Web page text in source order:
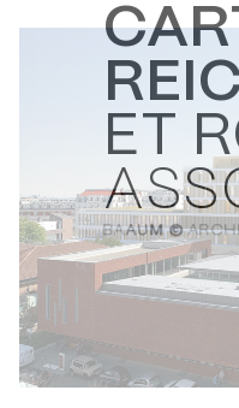
ET
BAAUM ©